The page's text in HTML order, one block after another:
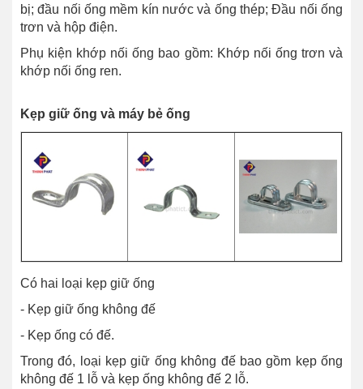
bị; đầu nối ống mềm kín nước và ống thép; Đầu nối ống
trơn và hộp điện.
Phụ kiện khớp nối ống bao gồm: Khớp nối ống trơn và
khớp nối ống ren.
Kẹp giữ ống và máy bẻ ống
Có hai loại kẹp giữ ống
- Kẹp giữ ống không đế
- Kẹp ống có đế.
Trong đó, loại kẹp giữ ống không đế bao gồm kẹp ống
không đế 1 lỗ và kẹp ống không đế 2 lỗ.